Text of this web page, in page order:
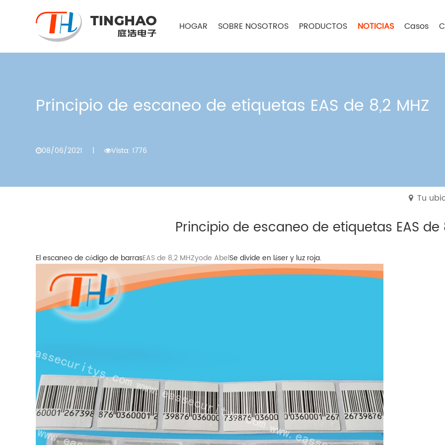
HOGAR SOBRE NOSOTROS PRODUCTOS NOTICIAS Casos
Principio de escaneo de etiquetas EAS de 8,2 MHZ
08/06/2021 | Vista: 1776
Tu
Principio de escaneo de etiquetas EAS de
El escaneo de código de barrasEAS de 8,2 MHZyode AbelSe divide en láser y luz roja.